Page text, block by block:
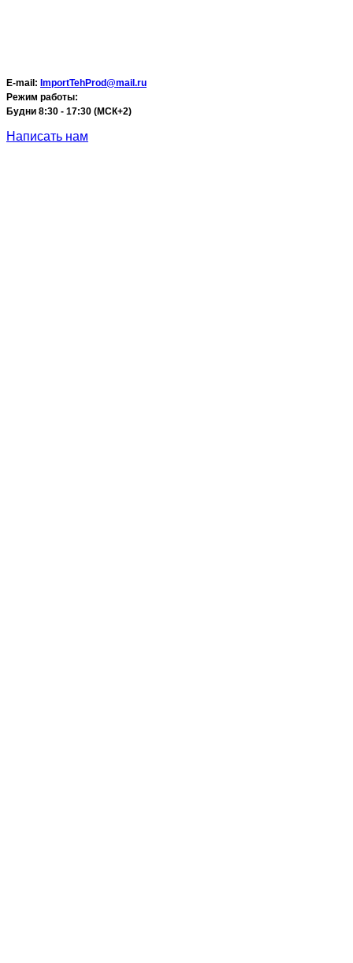
E-mail: ImportTehProd@mail.ru
Режим работы:
Будни 8:30 - 17:30 (МСК+2)
Написать нам